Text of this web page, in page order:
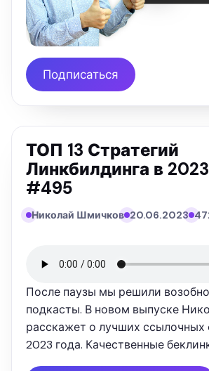
Подписаться
ТОП 13 Стратегий
Линкбилдинга в
#495
Николай Шмичков 20.06.2023
После паузы мы решили
подкасты. В новом выпуске
расскажет о лучших ссылочных
2023 года. Качественные
SEO. Чтобы не отстать от